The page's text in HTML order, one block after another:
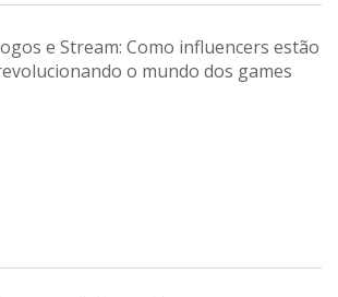
e Stream: Como influencers estão
o mundo dos games